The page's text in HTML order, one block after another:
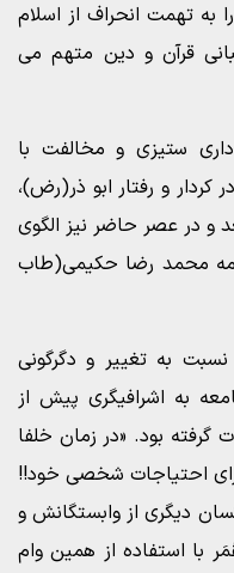
به تهمت انحراف از اسلام
قرآن و دین متهم می
ستیزی و مخالفت با
و رفتار ابو ذر(رض)،
و در عصر حاضر نیز الگوی
محمد رضا حکیمی(طاب
به تغییر و دگرگونی
به اشرافیگری پیش از
بود. «در زمان خلفا
احتیاجات شخصی خود!!
دیگری از وابستگانش و
با استفاده از همین وام